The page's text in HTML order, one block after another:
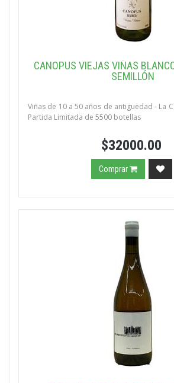
CANOPUS VIEJAS VIÑAS
SEMILLÓN
Viñas de 10 a 50 años de antiguedad - La
Partida Limitada de 5500 botellas
$32000.00
Comprar